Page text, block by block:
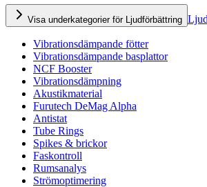
Visa underkategorier för Ljudförbättring
Vibrationsdämpande fötter
Vibrationsdämpande basplattor
NCF Booster
Vibrationsdämpning
Akustikmaterial
Furutech DeMag Alpha
Antistat
Tube Rings
Spikes & brickor
Faskontroll
Rumsanalys
Strömoptimering